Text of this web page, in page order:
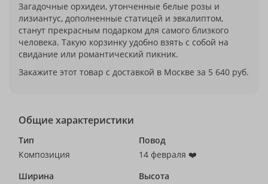
Загадочные орхидеи, утонченные белые розы и
лизиантус, дополненные статицей и эвкалиптом,
станут прекрасным подарком для самого близкого
человека. Такую корзинку удобно взять с собой на
свидание или романтический пикник.
Закажите этот товар с доставкой в Москве за 5 640 руб.
Общие характеристики
Тип
Композиция
Повод
14 февраля ❤️
Ширина
Высота